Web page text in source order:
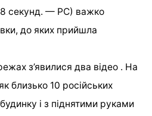
8 секунд. — РС) важко
до яких прийшла
з’явилися два відео . На
близько 10 російських
і з піднятими руками